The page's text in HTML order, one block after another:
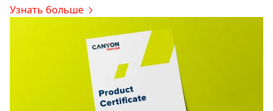
Узнать больше